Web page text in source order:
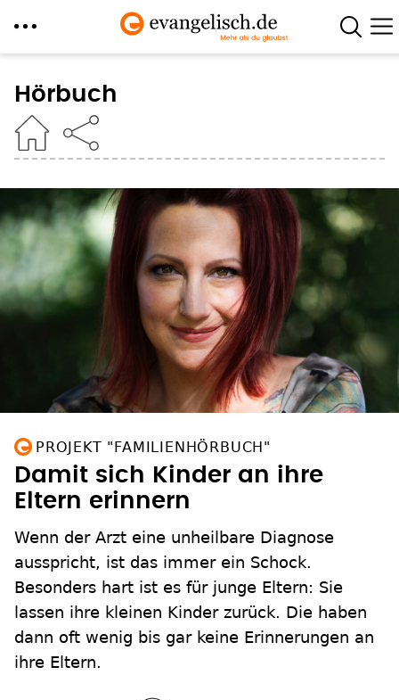
zum
Inhalt
Hörbuch
PROJEKT "FAMILIENHÖRBUCH"
Damit sich Kinder an ihre
Eltern erinnern
Wenn der Arzt eine unheilbare Diagnose
ausspricht, ist das immer ein Schock.
Besonders hart ist es für junge Eltern: Sie
lassen ihre kleinen Kinder zurück. Die haben
dann oft wenig bis gar keine Erinnerungen an
ihre Eltern.